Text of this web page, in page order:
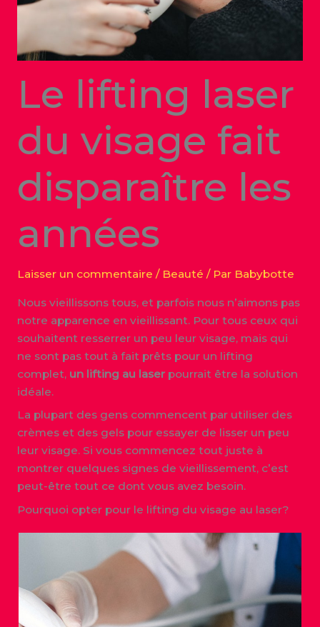
Le lifting laser
du visage fait
disparaître les
années
Laisser un commentaire / Beauté / Par Babybotte
Nous vieillissons tous, et parfois nous n’aimons pas
notre apparence en vieillissant. Pour tous ceux qui
souhaitent resserrer un peu leur visage, mais qui
ne sont pas tout à fait prêts pour un lifting
complet, un lifting au laserpourrait être la solution
idéale.
La plupart des gens commencent par utiliser des
crèmes et des gels pour essayer de lisser un peu
leur visage. Si vous commencez tout juste à
montrer quelques signes de vieillissement, c’est
peut-être tout ce dont vous avez besoin.
Pourquoi opter pour le lifting du visage au laser?